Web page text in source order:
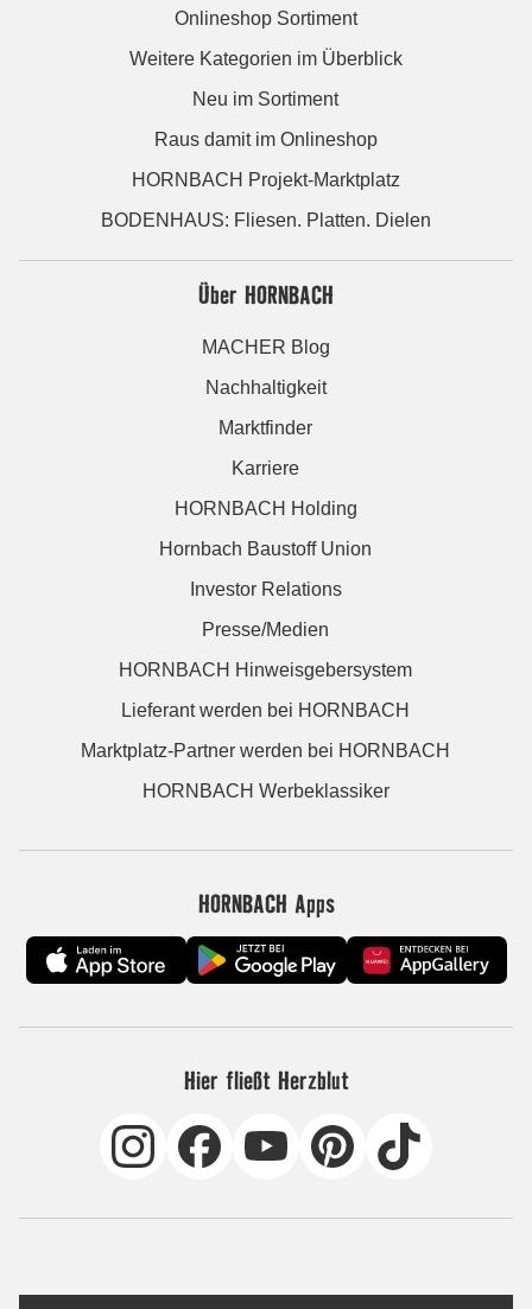
Onlineshop Sortiment
Weitere Kategorien im Überblick
Neu im Sortiment
Raus damit im Onlineshop
HORNBACH Projekt-Marktplatz
BODENHAUS: Fliesen. Platten. Dielen
Über HORNBACH
MACHER Blog
Nachhaltigkeit
Marktfinder
Karriere
HORNBACH Holding
Hornbach Baustoff Union
Investor Relations
Presse/Medien
HORNBACH Hinweisgebersystem
Lieferant werden bei HORNBACH
Marktplatz-Partner werden bei HORNBACH
HORNBACH Werbeklassiker
HORNBACH Apps
Hier fließt Herzblut